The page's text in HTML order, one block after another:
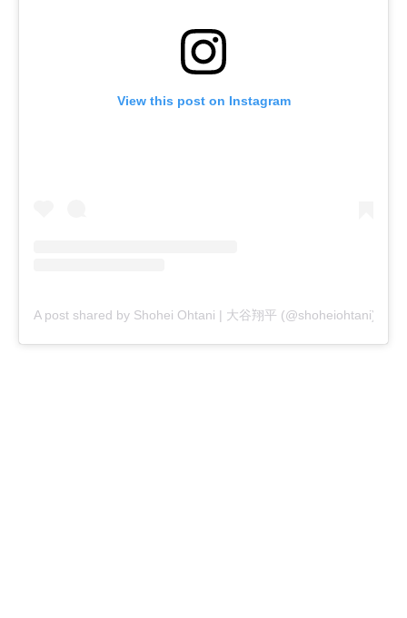
View this post on Instagram
A post shared by Shohei Ohtani | 大谷翔平 (@shoheiohtani)